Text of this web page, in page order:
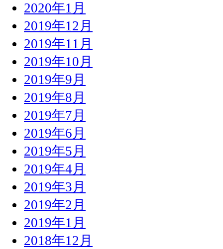
2020年1月
2019年12月
2019年11月
2019年10月
2019年9月
2019年8月
2019年7月
2019年6月
2019年5月
2019年4月
2019年3月
2019年2月
2019年1月
2018年12月